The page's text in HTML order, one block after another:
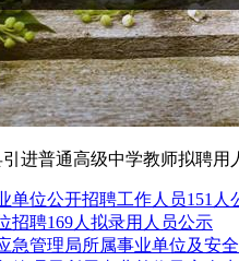
引进普通高级中学教师拟聘用
单位公开招聘工作人员151人
招聘169人拟录用人员公示
急管理局所属事业单位及安